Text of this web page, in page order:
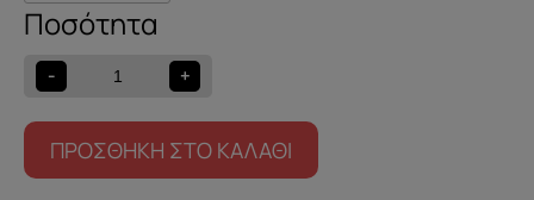
-
Κάθισμα
Terzina
Lux
ποσότητα
+
ΠΡΟΣΘΉΚΗ ΣΤΟ ΚΑΛΆΘΙ